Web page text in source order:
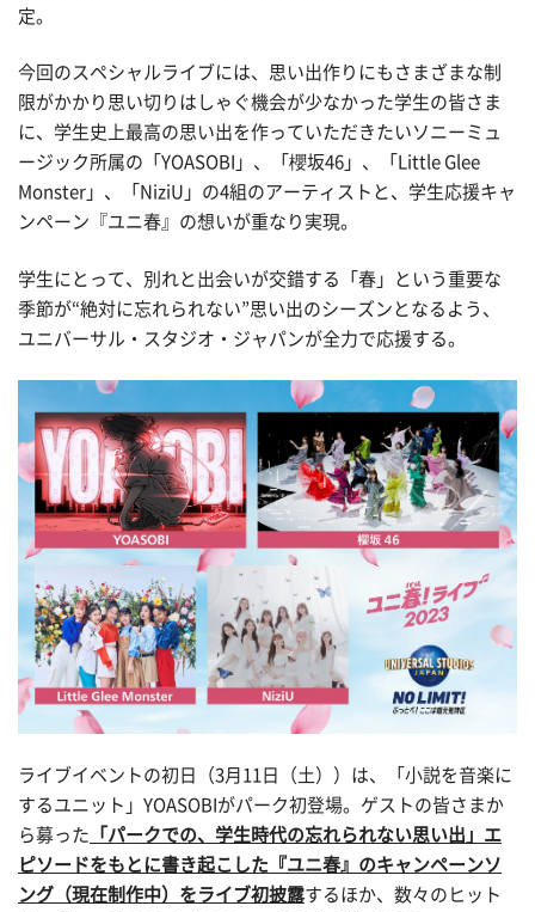
定。
今回のスペシャルライブには、思い出作りにもさまざまな制
限がかかり思い切りはしゃぐ機会が少なかった学生の皆さま
に、学生史上最高の思い出を作っていただきたいソニーミュ
ージック所属の「YOASOBI」、「櫻坂46」、「Little Glee
Monster」、「NiziU」の4組のアーティストと、学生応援キャ
ンペーン『ユニ春』の想いが重なり実現。
学生にとって、別れと出会いが交錯する「春」という重要な
季節が“絶対に忘れられない”思い出のシーズンとなるよう、
ユニバーサル・スタジオ・ジャパンが全力で応援する。
ライブイベントの初日（3月11日（土））は、「小説を音楽に
するユニット」YOASOBIがパーク初登場。ゲストの皆さまか
ら募った 「パークでの、学生時代の忘れられない思い出」エ
ピソードをもとに書き起こした『ユニ春』のキャンペーンソ
ング（現在制作中）をライブ初披露するほか、数々のヒット